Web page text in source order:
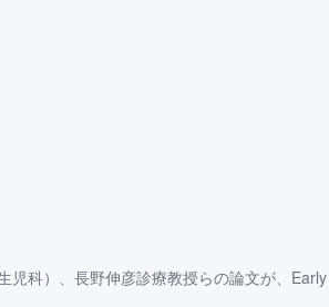
科）、長野伸彦診療教授らの論文が、